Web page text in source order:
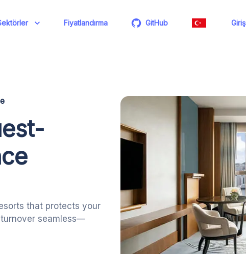
Fiyatlandırma GitHub Giriş
that protects your
seamless—